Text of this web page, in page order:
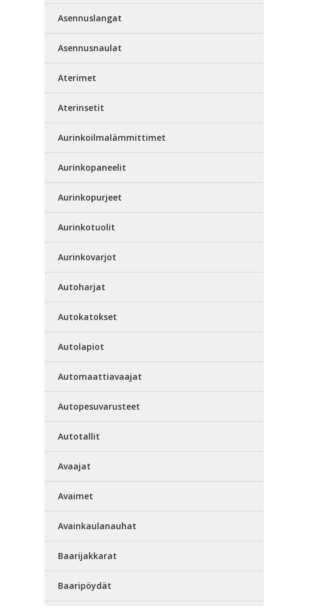
Asennuslangat
Asennusnaulat
Aterimet
Aterinsetit
Aurinkoilmalämmittimet
Aurinkopaneelit
Aurinkopurjeet
Aurinkotuolit
Aurinkovarjot
Autoharjat
Autokatokset
Autolapiot
Automaattiavaajat
Autopesuvarusteet
Autotallit
Avaajat
Avaimet
Avainkaulanauhat
Baarijakkarat
Baaripöydät